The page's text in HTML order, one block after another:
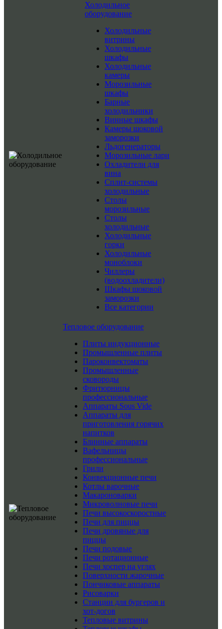
Холодильное
оборудование
Холодильные
витрины
Холодильные
шкафы
Холодильные
камеры
Морозильные
шкафы
Барные
холодильники
Винные шкафы
Камеры шоковой
заморозки
Льдогенераторы
Морозильные лари
Охладители для
вина
Сплит-системы
холодильные
Столы
морозильные
Столы
холодильные
Холодильные
горки
Холодильные
моноблоки
Чиллеры
(водоохладители)
Шкафы шоковой
заморозки
Все категории
Тепловое оборудование
Плиты индукционные
Промышленные плиты
Пароконвектоматы
Промышленные
сковороды
Фритюрницы
профессиональные
Аппараты Sous Vide
Аппараты для
приготовления горячих
напитков
Блинные аппараты
Вафельницы
профессиональные
Грили
Конвекционные печи
Котлы варочные
Макароноварки
Микроволновые печи
Печи высокоскоростные
Печи для пиццы
Печи дровяные для
пиццы
Печи подовые
Печи ротационные
Печи хоспер на углях
Поверхности жарочные
Пончиковые аппараты
Рисоварки
Станции для бургеров и
хот-догов
Тепловые витрины